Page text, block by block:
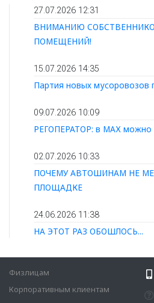
27.07.2026 12:31
ВНИМАНИЮ
ПОМЕЩЕНИЙ!
15.07.2026 14:35
Партия новых мусоровозов
09.07.2026 10:09
РЕГОПЕРАТОР: в МАХ можно
02.07.2026 10:33
ПОЧЕМУ АВТОШИНАМ НЕ
ПЛОЩАДКЕ
24.06.2026 11:38
НА ЭТОТ РАЗ ОБОШЛОСЬ...
Физлицам
Корпоративным клиентам